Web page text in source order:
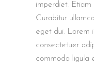
imperdiet. Etiam
Curabitur
eget dui. Lorem
consectetuer
commodo ligula